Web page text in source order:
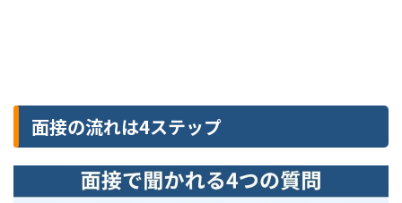
面接の流れは4ステップ